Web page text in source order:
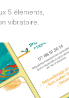
5 éléments,
vibratoire.